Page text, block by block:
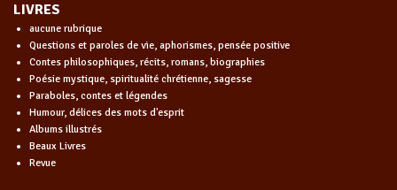
LIVRES
aucune rubrique
Questions et paroles de vie, aphorismes, pensée positive
Contes philosophiques, récits, romans, biographies
Poésie mystique, spiritualité chrétienne, sagesse
Paraboles, contes et légendes
Humour, délices des mots d'esprit
Albums illustrés
Beaux Livres
Revue